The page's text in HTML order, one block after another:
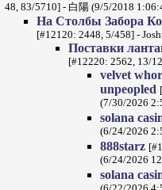
48, 83/5710] - 白陽 (9/5/2018
На Столбы Забора
[#12120: 2448, 5/458] -
Поставки
[#12220: 2562, 13/
velvet
unpeopled
(7/30/2026
solana
(6/24/2026
888starz
(6/24/2026
solana